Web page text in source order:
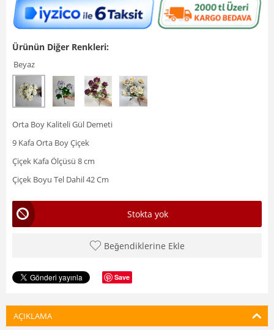
Ürünün Diğer Renkleri:
Beyaz
Orta Boy Kaliteli Gül Demeti
9 Kafa Orta Boy Çiçek
Çiçek Kafa Ölçüsü 8 cm
Çiçek Boyu Tel Dahil 42 Cm
Stokta yok
Beğendiklerine Ekle
Save
AÇIKLAMA